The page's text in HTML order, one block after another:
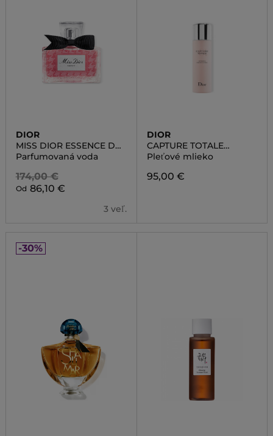
DIOR
MISS DIOR ESSENCE DE
PARFUM
Parfumovaná voda
174,00 €
Od 86,10 €
3 veľ.
DIOR
CAPTURE TOTALE
INTENSIVE ESSENCE
LOTION
Pleťové mlieko
95,00 €
-30%